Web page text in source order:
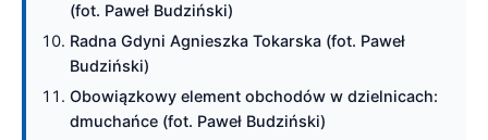
(fot. Paweł Budziński)
Radna Gdyni Agnieszka Tokarska (fot. Paweł
Budziński)
Obowiązkowy element obchodów w dzielnicach:
dmuchańce (fot. Paweł Budziński)